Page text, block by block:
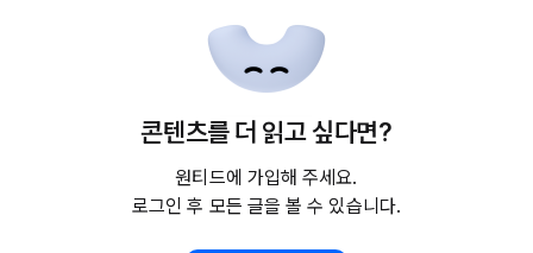
콘텐츠를 더 읽고 싶다면?
원티드에 가입해 주세요.
로그인 후 모든 글을 볼 수 있습니다.